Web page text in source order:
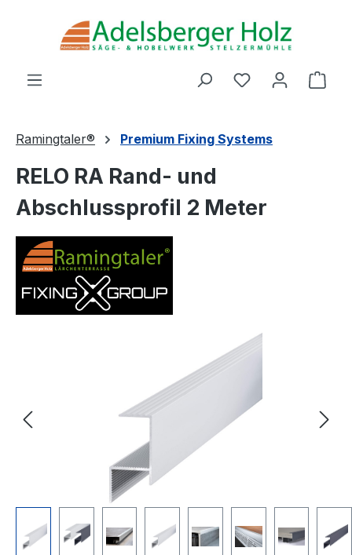
Zum Hauptinhalt springen
Du hast 0
Ramingtaler® Premium Fixing Systems
RELO RA Rand- und
Abschlussprofil 2 Meter